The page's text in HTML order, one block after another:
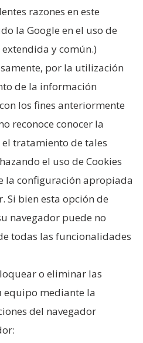
razones en este
la Google en el uso de
y común.)
por la utilización
de la información
los fines anteriormente
reconoce conocer la
tratamiento de tales
el uso de Cookies
la configuración apropiada
Si bien esta opción de
navegador puede no
todas las funcionalidades
o eliminar las
equipo mediante la
del navegador